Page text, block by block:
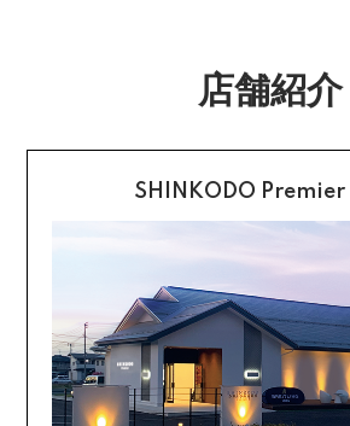
なシーンにも対応しやすい万能性があります
り、価格以上の満足度を得られやすいのが特
ブランドの選択肢が多く比較し
国内ブランドを中心に選択肢が多く、デザイ
フスタイルに合わせてじっくり比較できます
大きく異なるため、掘り出し物のような運命
もあるかもしれませんね。
配送・送料の詳細はこち
不良品に該当する場合は当方で負担い
知らせいたしますので、その後着払い
返品の詳細はこちら
カード不要の分割払い 【
60回分割】
《ショッピングクレジット》
ご注文受付メールにあわせて、お手続
ールまたはショートメールにてお送り
店舗紹介
SHINKODO Premier